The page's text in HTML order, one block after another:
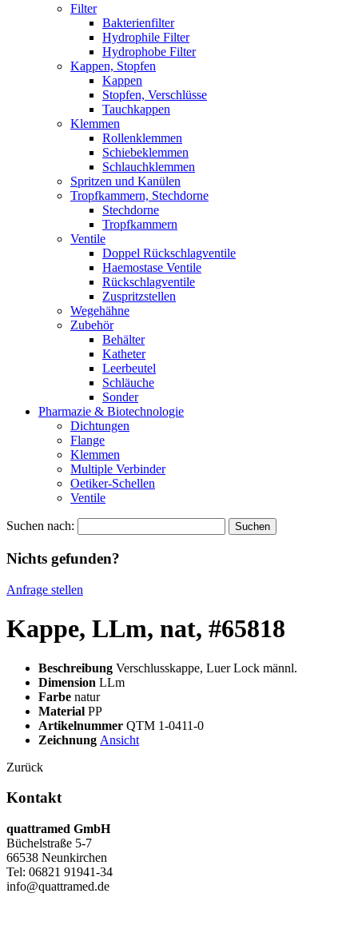
Filter
Bakterienfilter
Hydrophile Filter
Hydrophobe Filter
Kappen, Stopfen
Kappen
Stopfen, Verschlüsse
Tauchkappen
Klemmen
Rollenklemmen
Schiebeklemmen
Schlauchklemmen
Spritzen und Kanülen
Tropfkammern, Stechdorne
Stechdorne
Tropfkammern
Ventile
Doppel Rückschlagventile
Haemostase Ventile
Rückschlagventile
Zuspritzstellen
Wegehähne
Zubehör
Behälter
Katheter
Leerbeutel
Schläuche
Sonder
Pharmazie & Biotechnologie
Dichtungen
Flange
Klemmen
Multiple Verbinder
Oetiker-Schellen
Ventile
Suchen nach:
Nichts gefunden?
Anfrage stellen
Kappe, LLm, nat, #65818
Beschreibung Verschlusskappe, Luer Lock männl.
Dimension LLm
Farbe natur
Material PP
Artikelnummer QTM 1-0411-0
Zeichnung Ansicht
Zurück
Kontakt
quattramed GmbH
Büchelstraße 5-7
66538 Neunkirchen
Tel: 06821 91941-34
info@quattramed.de